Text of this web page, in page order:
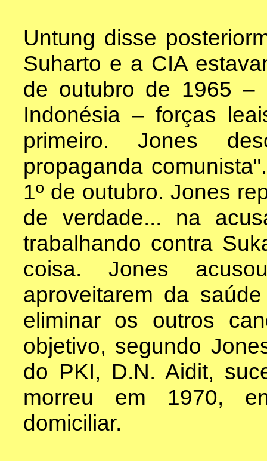
Untung disse
Suharto e a CIA
de outubro de 1965 –
Indonésia – forças
primeiro. Jones
propaganda
1º de outubro. Jones
de verdade... na
trabalhando contra
coisa. Jones
aproveitarem da
eliminar os outros
objetivo, segundo
do PKI, D.N. Aidit,
morreu em 1970,
domiciliar.